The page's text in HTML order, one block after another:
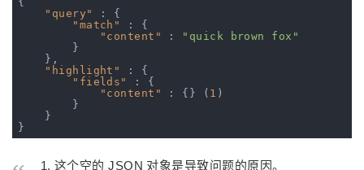
"query"
: {
"match"
: {
"content"
:
"quick brown fox"
        }
    },
"highlight"
: {
"fields"
: {
"content"
: {} ( 1 )
        }
    }
这个空的 JSON 对象是导致问题的原因。